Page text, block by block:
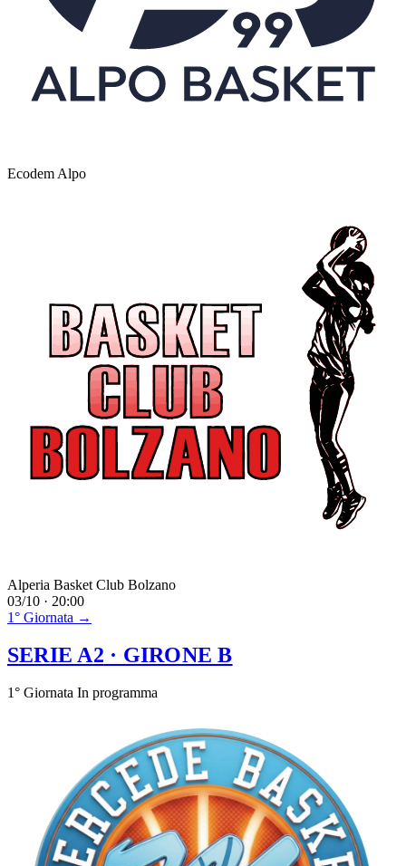
Ecodem Alpo
Alperia Basket Club Bolzano
03/10 · 20:00
1° Giornata →
SERIE A2 · GIRONE B
1° Giornata In programma